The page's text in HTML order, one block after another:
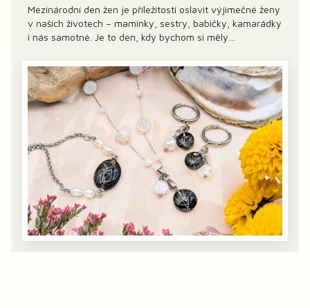
Mezinárodní den žen je příležitostí oslavit výjimečné ženy
v našich životech – maminky, sestry, babičky, kamarádky
i nás samotné. Je to den, kdy bychom si měly
maličkostmi a obklopit se krásou. A co je krásnějšího než
květiny, které nikdy...